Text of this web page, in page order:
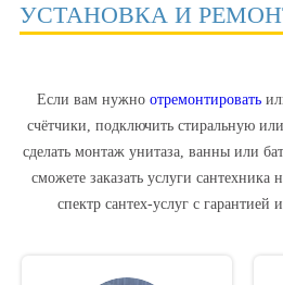
УСТАНОВКА И
Если вам нужно отремонтировать
счётчики, подключить стиральную
сделать монтаж унитаза, ванны или
сможете заказать услуги сантехника
спектр сантех-услуг c